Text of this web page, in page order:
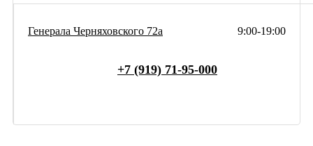
9:00-19:00
Генерала Черняховского 72а
+7 (919) 71-95-000